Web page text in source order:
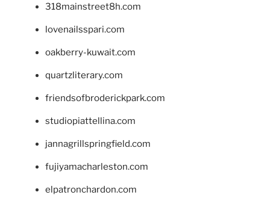
318mainstreet8h.com
lovenailsspari.com
oakberry-kuwait.com
quartzliterary.com
friendsofbroderickpark.com
studiopiattellina.com
jannagrillspringfield.com
fujiyamacharleston.com
elpatronchardon.com